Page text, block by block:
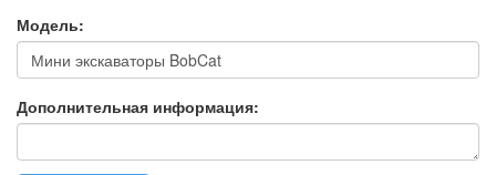
Модель:
Дополнительная информация: